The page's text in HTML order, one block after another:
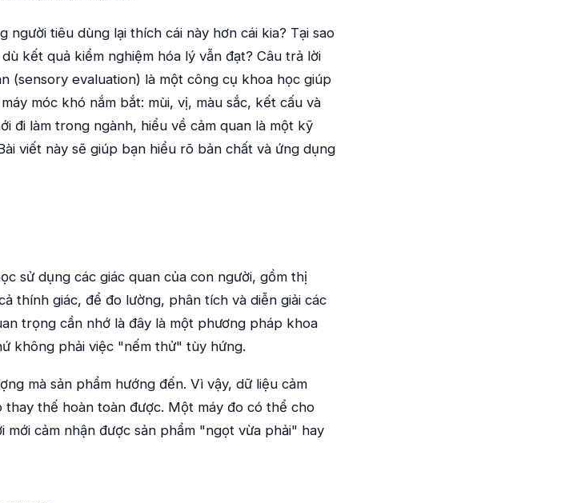
người tiêu dùng lại thích cái này hơn cái kia? Tại sao
kết quả kiểm nghiệm hóa lý vẫn đạt? Câu trả lời
(sensory evaluation) là một công cụ khoa học giúp
móc khó nắm bắt: mùi, vị, màu sắc, kết cấu và
đi làm trong ngành, hiểu về cảm quan là một kỹ
viết này sẽ giúp bạn hiểu rõ bản chất và ứng dụng
sử dụng các giác quan của con người, gồm thị
thính giác, để đo lường, phân tích và diễn giải các
trọng cần nhớ là đây là một phương pháp khoa
không phải việc "nếm thử" tùy hứng.
mà sản phẩm hướng đến. Vì vậy, dữ liệu cảm
thế hoàn toàn được. Một máy đo có thể cho
cảm nhận được sản phẩm "ngọt vừa phải" hay